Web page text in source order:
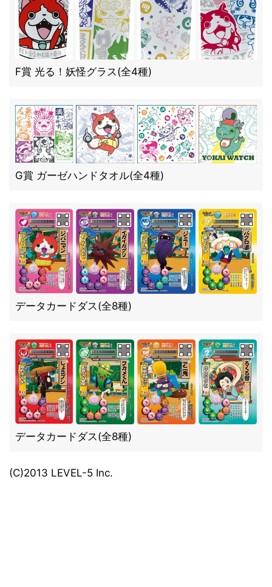
F賞 光る！妖怪グラス(全4種)
G賞 ガーゼハンドタオル(全4種)
データカードダス(全8種)
データカードダス(全8種)
(C)2013 LEVEL-5 Inc.